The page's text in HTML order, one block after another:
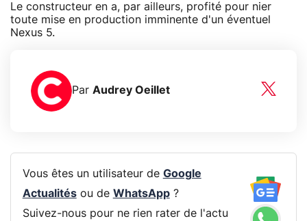
Le constructeur en a, par ailleurs, profité pour nier
toute mise en production imminente d'un éventuel
Nexus 5.
Par Audrey Oeillet
Vous êtes un utilisateur de Google
Actualitésou de WhatsApp?
Suivez-nous pour ne rien rater de l'actu